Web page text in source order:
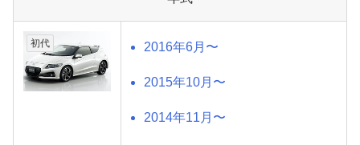
初代 2016年6月〜
2015年10月〜
2014年11月〜